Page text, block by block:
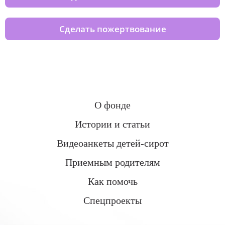
Сделать пожертвование
О фонде
Истории и статьи
Видеоанкеты детей-сирот
Приемным родителям
Как помочь
Спецпроекты